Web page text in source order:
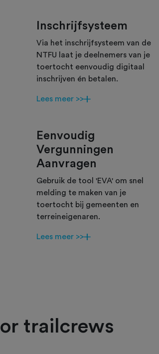
Inschrijfsysteem
Via het inschrijfsysteem van de
NTFU laat je deelnemers van je
toertocht eenvoudig digitaal
inschrijven én betalen.
Lees meer >>
Eenvoudig
Vergunningen
Aanvragen
Gebruik de tool 'EVA' om snel
melding te maken van je
toertocht bij gemeenten en
terreineigenaren.
Lees meer >>
trailcrews